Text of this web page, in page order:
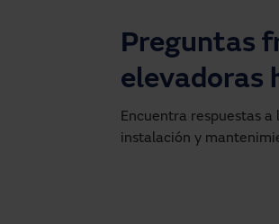
Preguntas
elevadoras
Encuentra respuestas
instalación y